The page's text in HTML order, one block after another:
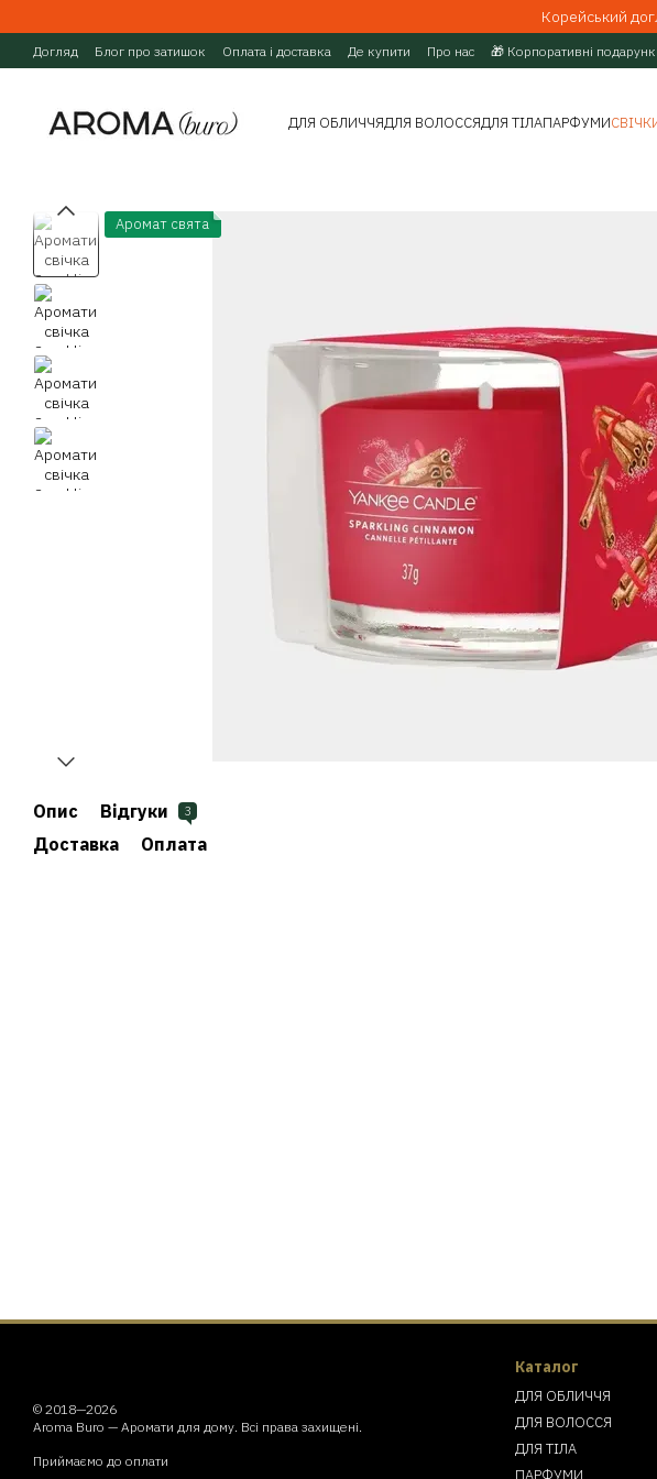
Корейський
Догляд Блог про затишок Оплата і доставка Де купити Про нас 🎁 Корпоративні
ДЛЯ ОБЛИЧЧЯДЛЯ ВОЛОССЯДЛЯ ТІЛАПАРФУМИ
Аромат свята
Опис Відгуки 3
Доставка Оплата
© 2018—2026
Aroma Buro — Аромати для дому. Всі права захищені.
Приймаємо до оплати
Каталог
ДЛЯ ОБЛИЧЧЯ
ДЛЯ ВОЛОССЯ
ДЛЯ ТІЛА
ПАРФУМИ